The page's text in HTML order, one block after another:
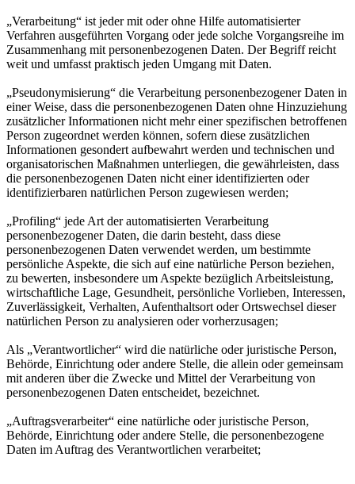
„Verarbeitung“ ist jeder mit oder ohne Hilfe automatisierter
Verfahren ausgeführten Vorgang oder jede solche Vorgangsreihe im
Zusammenhang mit personenbezogenen Daten. Der Begriff reicht
weit und umfasst praktisch jeden Umgang mit Daten.
„Pseudonymisierung“ die Verarbeitung personenbezogener Daten in
einer Weise, dass die personenbezogenen Daten ohne Hinzuziehung
zusätzlicher Informationen nicht mehr einer spezifischen betroffenen
Person zugeordnet werden können, sofern diese zusätzlichen
Informationen gesondert aufbewahrt werden und technischen und
organisatorischen Maßnahmen unterliegen, die gewährleisten, dass
die personenbezogenen Daten nicht einer identifizierten oder
identifizierbaren natürlichen Person zugewiesen werden;
„Profiling“ jede Art der automatisierten Verarbeitung
personenbezogener Daten, die darin besteht, dass diese
personenbezogenen Daten verwendet werden, um bestimmte
persönliche Aspekte, die sich auf eine natürliche Person beziehen,
zu bewerten, insbesondere um Aspekte bezüglich Arbeitsleistung,
wirtschaftliche Lage, Gesundheit, persönliche Vorlieben, Interessen,
Zuverlässigkeit, Verhalten, Aufenthaltsort oder Ortswechsel dieser
natürlichen Person zu analysieren oder vorherzusagen;
Als „Verantwortlicher“ wird die natürliche oder juristische Person,
Behörde, Einrichtung oder andere Stelle, die allein oder gemeinsam
mit anderen über die Zwecke und Mittel der Verarbeitung von
personenbezogenen Daten entscheidet, bezeichnet.
„Auftragsverarbeiter“ eine natürliche oder juristische Person,
Behörde, Einrichtung oder andere Stelle, die personenbezogene
Daten im Auftrag des Verantwortlichen verarbeitet;